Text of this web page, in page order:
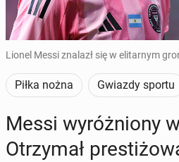
Lionel Messi znalazł się w elitarnym
Piłka nożna Gwiazdy sportu
Messi wy­róż­nio­ny
Otrzy­mał